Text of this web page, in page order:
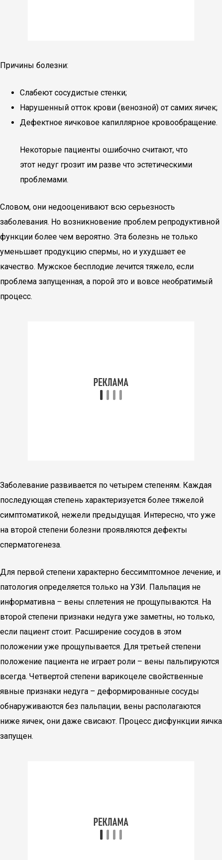
Причины болезни:
Слабеют сосудистые стенки;
Нарушенный отток крови (венозной) от самих яичек;
Дефектное яичковое капиллярное кровообращение.
Некоторые пациенты ошибочно считают, что
этот недуг грозит им разве что эстетическими
проблемами.
Словом, они недооценивают всю серьезность
заболевания. Но возникновение проблем репродуктивной
функции более чем вероятно. Эта болезнь не только
уменьшает продукцию спермы, но и ухудшает ее
качество. Мужское бесплодие лечится тяжело, если
проблема запущенная, а порой это и вовсе необратимый
процесс.
Заболевание развивается по четырем степеням. Каждая
последующая степень характеризуется более тяжелой
симптоматикой, нежели предыдущая. Интересно, что уже
на второй степени болезни проявляются дефекты
сперматогенеза.
Для первой степени характерно бессимптомное лечение, и
патология определяется только на УЗИ. Пальпация не
информативна – вены сплетения не прощупываются. На
второй степени признаки недуга уже заметны, но только,
если пациент стоит. Расширение сосудов в этом
положении уже прощупывается. Для третьей степени
положение пациента не играет роли – вены пальпируются
всегда. Четвертой степени варикоцеле свойственные
явные признаки недуга – деформированные сосуды
обнаруживаются без пальпации, вены располагаются
ниже яичек, они даже свисают. Процесс дисфункции яичка
запущен.